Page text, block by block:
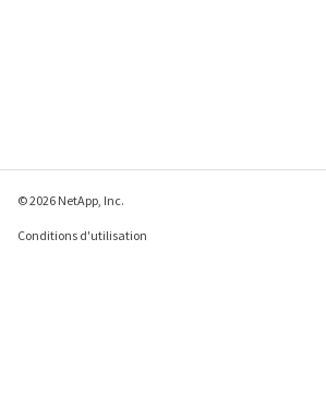
© 2026 NetApp, Inc.
Conditions d'utilisation